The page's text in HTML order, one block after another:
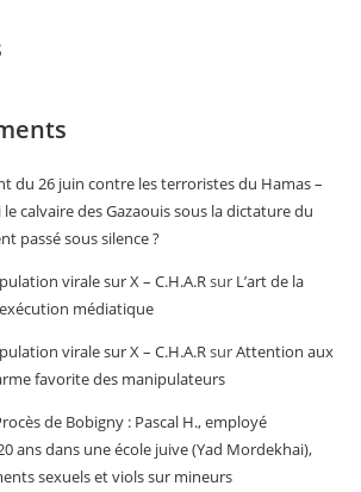
du 26 juin contre les terroristes du Hamas –
calvaire des Gazaouis sous la dictature du
passé sous silence ?
virale sur X – C.H.A.Rsur L’art de la
médiatique
virale sur X – C.H.A.RsurAttention aux
favorite des manipulateurs
de Bobigny : Pascal H., employé
ans dans une école juive (Yad Mordekhai),
sexuels et viols sur mineurs